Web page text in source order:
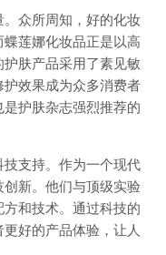
众所周知，好的化妆
莲娜化妆品正是以高
肤产品采用了素见敏
效果成为众多消费者
护肤杂志强烈推荐的
支持。作为一个现代
新。他们与顶级实验
和技术。通过科技的
好的产品体验，让人